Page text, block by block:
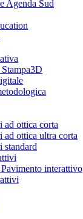
Agenda Sud
ad ottica corta
ad ottica ultra corta
standard
interattivo